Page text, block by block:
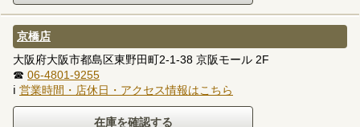
京橋店
大阪府大阪市都島区東野田町2-1-38 京阪モール 2F
☎ 06-4801-9255
ℹ 営業時間・店休日・アクセス情報はこちら